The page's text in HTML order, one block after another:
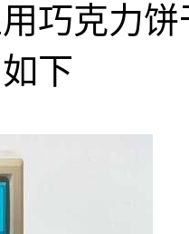
巧克力
下